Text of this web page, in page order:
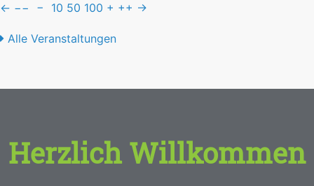
← −− − 10 50 100 + ++ →
Alle Veranstaltungen
Herzlich Willkommen